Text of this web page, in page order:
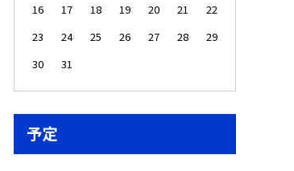
16
17 18 19 20 21
22
23
24 25 26 27 28
29
30
31
予定